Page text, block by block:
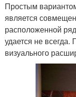
Простым
является
расположенной
удается не
визуального